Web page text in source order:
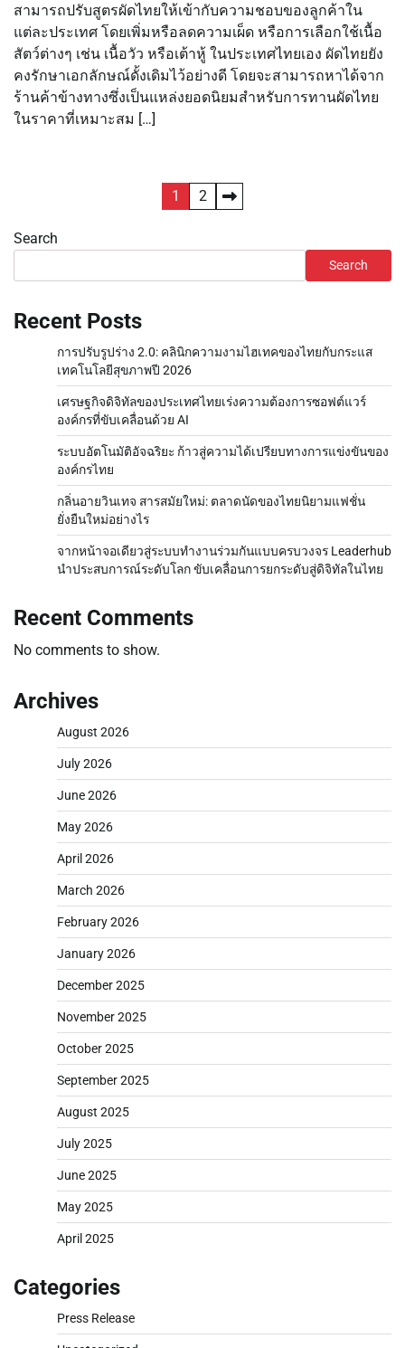
สามารถปรับสูตรผัดไทยให้เข้ากับความชอบของลูกค้าใน
แต่ละประเทศ โดยเพิ่มหรือลดความเผ็ด หรือการเลือกใช้เนื้อ
สัตว์ต่างๆ เช่น เนื้อวัว หรือเต้าหู้ ในประเทศไทยเอง ผัดไทยยัง
คงรักษาเอกลักษณ์ดั้งเดิมไว้อย่างดี โดยจะสามารถหาได้จาก
ร้านค้าข้างทางซึ่งเป็นแหล่งยอดนิยมสำหรับการทานผัดไทย
ในราคาที่เหมาะสม […]
pagination
1 2
Search
Search
Recent Posts
การปรับรูปร่าง 2.0: คลินิกความงามไฮเทคของไทยกับกระแส
เทคโนโลยีสุขภาพปี 2026
เศรษฐกิจดิจิทัลของประเทศไทยเร่งความต้องการซอฟต์แวร์
องค์กรที่ขับเคลื่อนด้วย AI
ระบบอัตโนมัติอัจฉริยะ ก้าวสู่ความได้เปรียบทางการแข่งขันของ
องค์กรไทย
กลิ่นอายวินเทจ สารสมัยใหม่: ตลาดนัดของไทยนิยามแฟชั่น
ยั่งยืนใหม่อย่างไร
จากหน้าจอเดียวสู่ระบบทำงานร่วมกันแบบครบวงจร Leaderhub
นำประสบการณ์ระดับโลก ขับเคลื่อนการยกระดับสู่ดิจิทัลในไทย
Recent Comments
No comments to show.
Archives
August 2026
July 2026
June 2026
May 2026
April 2026
March 2026
February 2026
January 2026
December 2025
November 2025
October 2025
September 2025
August 2025
July 2025
June 2025
May 2025
April 2025
Categories
Press Release